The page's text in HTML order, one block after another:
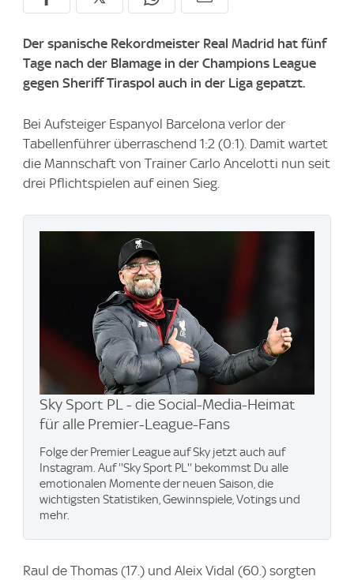
Der spanische Rekordmeister Real Madrid hat fünf
Tage nach der Blamage in der Champions League
gegen Sheriff Tiraspol auch in der Liga gepatzt.
Bei Aufsteiger Espanyol Barcelona verlor der
Tabellenführer überraschend 1:2 (0:1). Damit wartet
die Mannschaft von Trainer Carlo Ancelotti nun seit
drei Pflichtspielen auf einen Sieg.
Sky Sport PL - die Social-Media-Heimat
für alle Premier-League-Fans
Folge der Premier League auf Sky jetzt auch auf
Instagram. Auf ''Sky Sport PL'' bekommst Du alle
emotionalen Momente der neuen Saison, die
wichtigsten Statistiken, Gewinnspiele, Votings und
mehr.
Raul de Thomas (17.) und Aleix Vidal (60.) sorgten